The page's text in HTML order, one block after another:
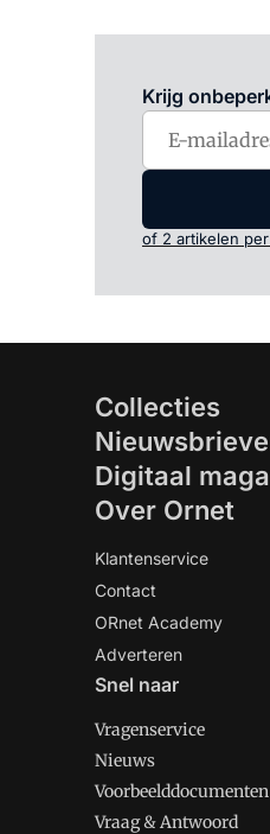
Krijg
of 2 artikelen
Collecties
Digitaal
Over Ornet
Klantenservice
Contact
ORnet Academy
Adverteren
Snel naar
Vragenservice
Nieuws
Voorbeelddocumenten
Vraag & Antwoord